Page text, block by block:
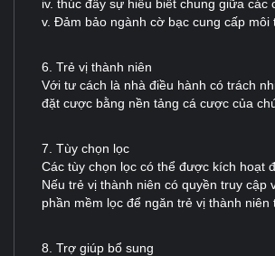
iv. thúc đẩy sự hiểu biết chung giữa
v. Đảm bảo ngành cờ bạc cung cấp
6. Trẻ vị thành niên
Với tư cách là nhà điều hành có trách
đặt cược bằng nền tảng cá cược của
7. Tùy chọn lọc
Các tùy chọn lọc có thể được kích hoạt
Nếu trẻ vị thành niên có quyền truy
phần mềm lọc để ngăn trẻ vị thành
8. Trợ giúp bổ sung